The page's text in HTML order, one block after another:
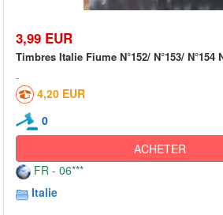
3,99 EUR
Timbres Italie Fiume N°152/ N°153/ N°154
4,20 EUR
0
ACHETER
FR - 06***
Italie